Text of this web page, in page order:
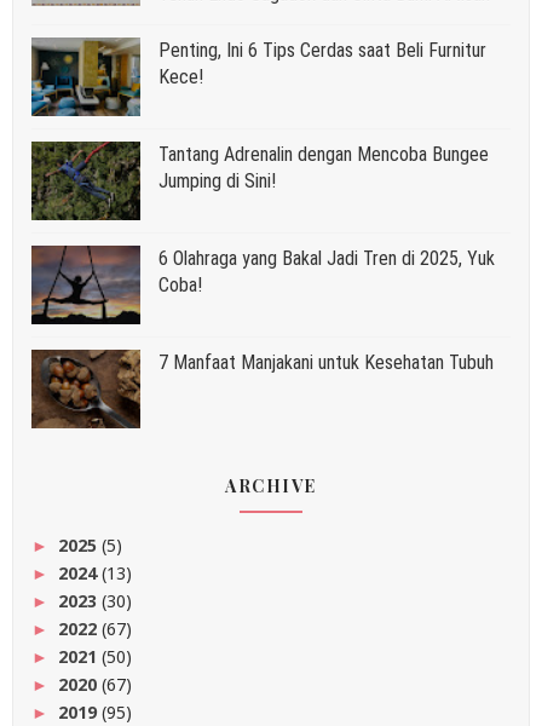
Penting, Ini 6 Tips Cerdas saat Beli Furnitur
Kece!
Tantang Adrenalin dengan Mencoba Bungee
Jumping di Sini!
6 Olahraga yang Bakal Jadi Tren di 2025, Yuk
Coba!
7 Manfaat Manjakani untuk Kesehatan Tubuh
ARCHIVE
► 2025 (5)
► 2024(13)
► 2023 (30)
► 2022 (67)
► 2021 (50)
► 2020 (67)
► 2019(95)